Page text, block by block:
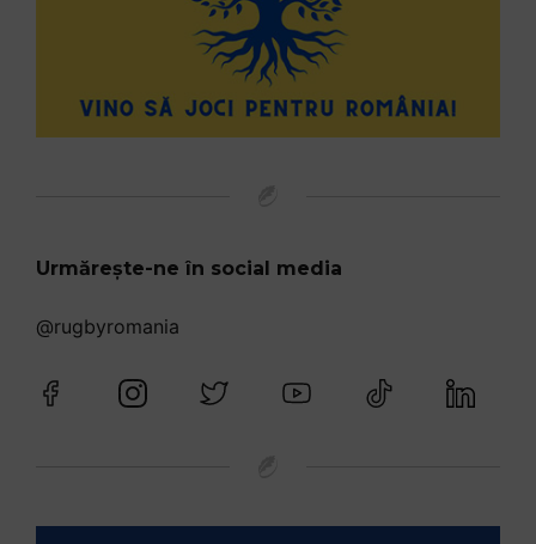
Urmărește-ne în social media
@rugbyromania